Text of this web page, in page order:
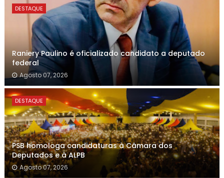
DESTAQUE
Raniery Paulino é oficializado candidato a deputado
federal
Agosto 07, 2026
DESTAQUE
PSB homologa candidaturas à Câmara dos
Deputados e à ALPB
Agosto 07, 2026